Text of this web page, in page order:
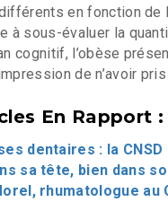
en fonction de
à sous-évaluer la
cognitif, l’obèse
de n’avoir
En Rapport :
dentaires : la
sa tête, bien dans
rhumatologue au